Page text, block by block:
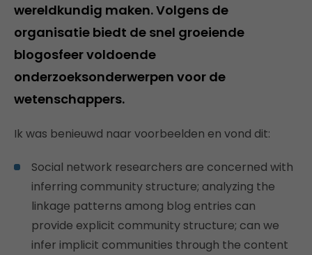
wereldkundig maken. Volgens de
organisatie biedt de snel groeiende
blogosfeer voldoende
onderzoeksonderwerpen voor de
wetenschappers.
Ik was benieuwd naar voorbeelden en vond dit:
Social network researchers are concerned with
inferring community structure; analyzing the
linkage patterns among blog entries can
provide explicit community structure; can we
infer implicit communities through the content